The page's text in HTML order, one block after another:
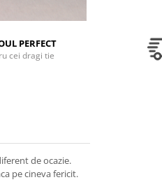
PERFECT
cei dragi tie
de ocazie.
pe cineva fericit.